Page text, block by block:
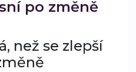
po změně
než se zlepší